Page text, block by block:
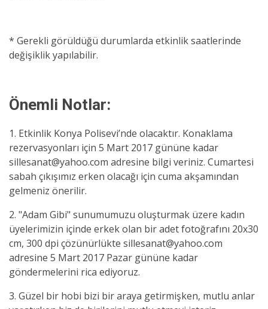
* Gerekli görüldüğü durumlarda etkinlik saatlerinde
değişiklik yapılabilir.
Önemli Notlar:
1. Etkinlik Konya Polisevi’nde olacaktır. Konaklama
rezervasyonları için 5 Mart 2017 gününe kadar
sillesanat@yahoo.com adresine bilgi veriniz. Cumartesi
sabah çıkışımız erken olacağı için cuma akşamından
gelmeniz önerilir.
2. "Adam Gibi" sunumumuzu oluşturmak üzere kadın
üyelerimizin içinde erkek olan bir adet fotoğrafını 20x30
cm, 300 dpi çözünürlükte sillesanat@yahoo.com
adresine 5 Mart 2017 Pazar gününe kadar
göndermelerini rica ediyoruz.
3. Güzel bir hobi bizi bir araya getirmişken, mutlu anlar